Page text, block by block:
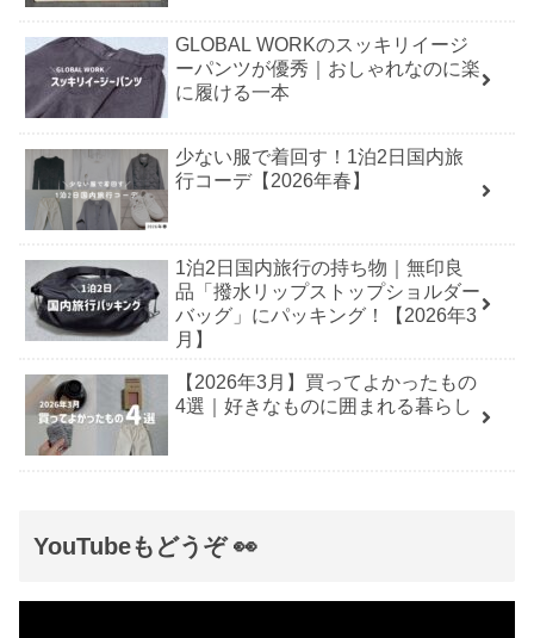
GLOBAL WORKのスッキリイージ
ーパンツが優秀｜おしゃれなのに楽
に履ける一本
少ない服で着回す！1泊2日国内旅
行コーデ【2026年春】
1泊2日国内旅行の持ち物｜無印良
品「撥水リップストップショルダー
バッグ」にパッキング！【2026年3
月】
【2026年3月】買ってよかったもの
4選｜好きなものに囲まれる暮らし
YouTubeもどうぞ 👀